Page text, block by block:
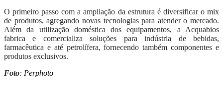
O primeiro passo com a ampliação da estrutura é diversificar o mix
de produtos, agregando novas tecnologias para atender o mercado.
Além da utilização doméstica dos equipamentos, a Acquabios
fabrica e comercializa soluções para indústria de bebidas,
farmacêutica e até petrolífera, fornecendo também componentes e
produtos exclusivos.
Foto: Perphoto